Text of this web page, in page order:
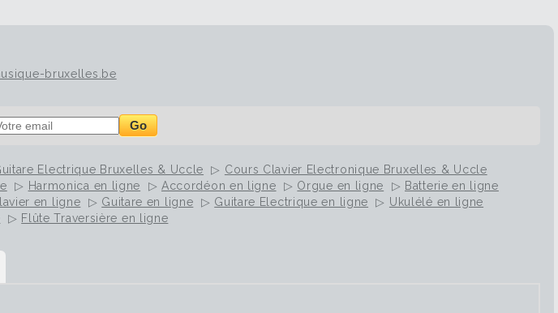
Go
Electrique Bruxelles & Uccle ▷ Cours Clavier Electronique Bruxelles & Uccle
▷ Harmonica en ligne ▷ Accordéon en ligne ▷ Orgue en ligne ▷ Batterie en ligne
en ligne ▷ Guitare en ligne ▷ Guitare Electrique en ligne ▷ Ukulélé en ligne
▷ Flûte Traversière en ligne